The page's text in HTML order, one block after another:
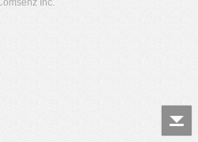
Inc.